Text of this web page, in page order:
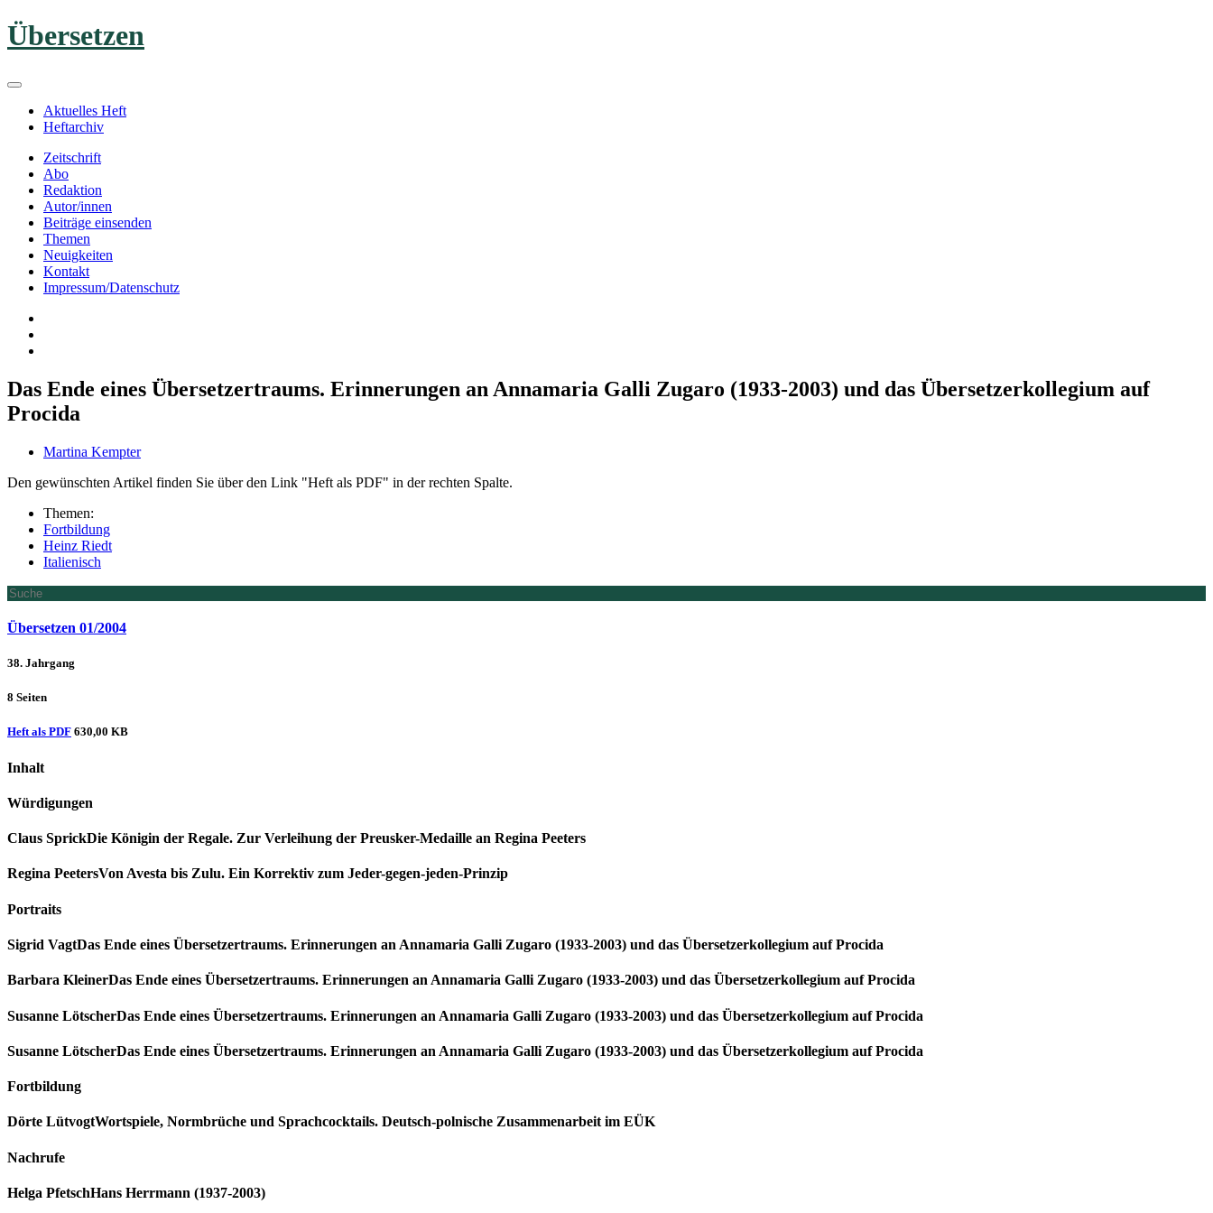
Zum
Inhalt
Übersetzen
Aktuelles Heft
Heftarchiv
Zeitschrift
Abo
Redaktion
Autor/innen
Beiträge einsenden
Themen
Neuigkeiten
Kontakt
Impressum/Datenschutz
Das Ende eines Übersetzertraums. Erinnerungen an Annamaria Galli Zugaro (1933-2003) und das Übersetzerkollegium auf
Procida
Martina Kempter
Den gewünschten Artikel finden Sie über den Link "Heft als PDF" in der rechten Spalte.
Themen:
Fortbildung
Heinz Riedt
Italienisch
Übersetzen 01/2004
38. Jahrgang
8 Seiten
Heft als PDF 630,00 KB
Inhalt
Würdigungen
Claus SprickDie Königin der Regale. Zur Verleihung der Preusker-Medaille an Regina Peeters
Regina PeetersVon Avesta bis Zulu. Ein Korrektiv zum Jeder-gegen-jeden-Prinzip
Portraits
Sigrid VagtDas Ende eines Übersetzertraums. Erinnerungen an Annamaria Galli Zugaro (1933-2003) und das Übersetzerkollegium auf Procida
Barbara KleinerDas Ende eines Übersetzertraums. Erinnerungen an Annamaria Galli Zugaro (1933-2003) und das Übersetzerkollegium auf Procida
Susanne LötscherDas Ende eines Übersetzertraums. Erinnerungen an Annamaria Galli Zugaro (1933-2003) und das Übersetzerkollegium auf Procida
Susanne LötscherDas Ende eines Übersetzertraums. Erinnerungen an Annamaria Galli Zugaro (1933-2003) und das Übersetzerkollegium auf Procida
Fortbildung
Dörte LütvogtWortspiele, Normbrüche und Sprachcocktails. Deutsch-polnische Zusammenarbeit im EÜK
Nachrufe
Helga PfetschHans Herrmann (1937-2003)